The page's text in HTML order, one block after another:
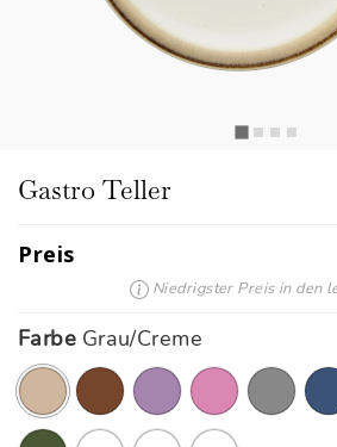
Gastro Teller
Preis
Niedrigster Preis in den
Farbe Grau/Creme
Ausgewählte